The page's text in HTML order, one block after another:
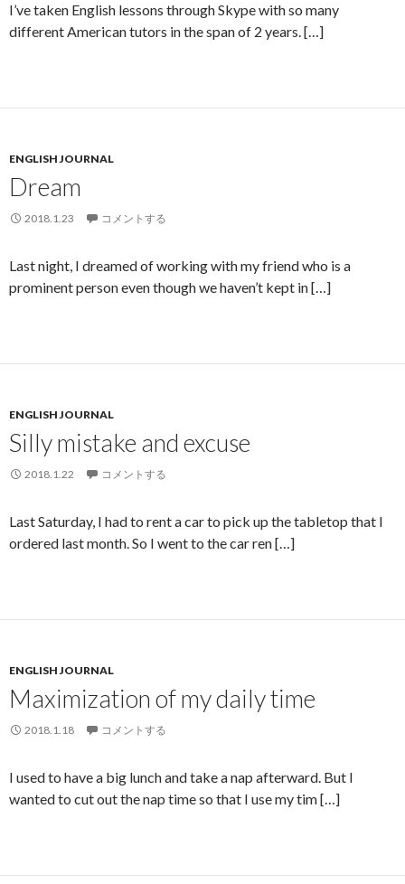
I’ve taken English lessons through Skype with so many
different American tutors in the span of 2 years. […]
ENGLISH JOURNAL
Dream
2018.1.23 コメントする
Last night, I dreamed of working with my friend who is a
prominent person even though we haven’t kept in […]
ENGLISH JOURNAL
Silly mistake and excuse
2018.1.22 コメントする
Last Saturday, I had to rent a car to pick up the tabletop that I
ordered last month. So I went to the car ren […]
ENGLISH JOURNAL
Maximization of my daily time
2018.1.18 コメントする
I used to have a big lunch and take a nap afterward. But I
wanted to cut out the nap time so that I use my tim […]